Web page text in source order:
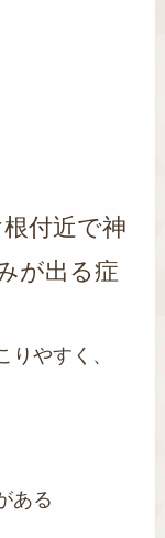
付近で神
が出る症
りやすく、
ある